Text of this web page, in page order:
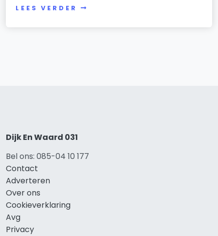
LEES VERDER
Dijk En Waard 031
Bel ons: 085-04 10 177
Contact
Adverteren
Over ons
Cookieverklaring
Avg
Privacy